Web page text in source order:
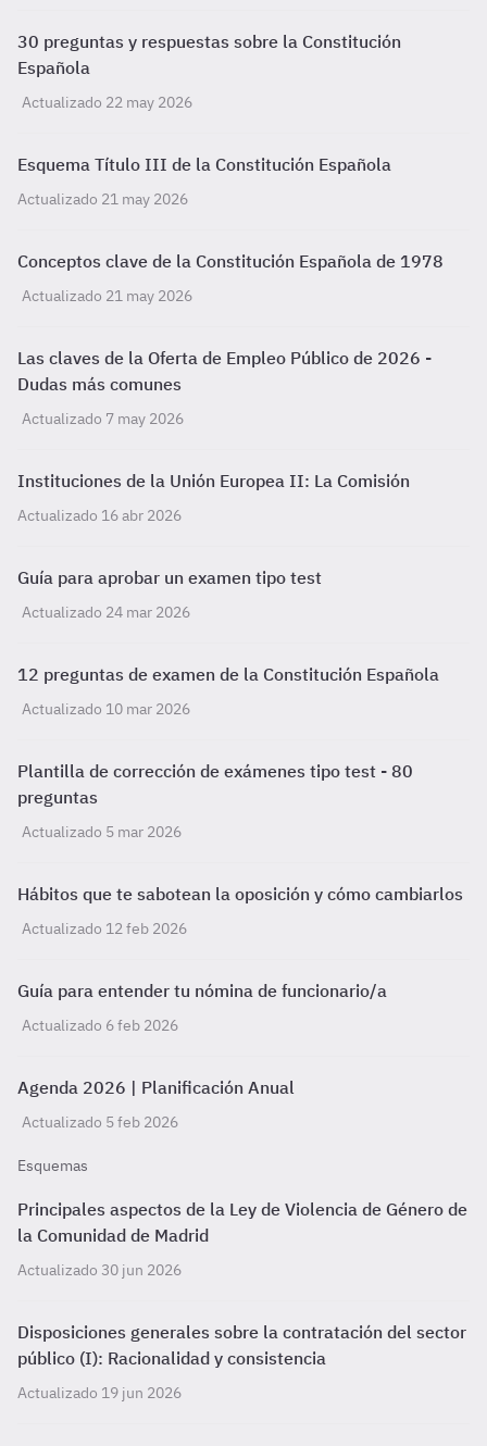
30 preguntas y respuestas sobre la Constitución
Española
Actualizado 22 may 2026
Esquema Título III de la Constitución Española
Actualizado 21 may 2026
Conceptos clave de la Constitución Española de 1978
Actualizado 21 may 2026
Las claves de la Oferta de Empleo Público de 2026 -
Dudas más comunes
Actualizado 7 may 2026
Instituciones de la Unión Europea II: La Comisión
Actualizado 16 abr 2026
Guía para aprobar un examen tipo test
Actualizado 24 mar 2026
12 preguntas de examen de la Constitución Española
Actualizado 10 mar 2026
Plantilla de corrección de exámenes tipo test - 80
preguntas
Actualizado 5 mar 2026
Hábitos que te sabotean la oposición y cómo cambiarlos
Actualizado 12 feb 2026
Guía para entender tu nómina de funcionario/a
Actualizado 6 feb 2026
Agenda 2026 | Planificación Anual
Actualizado 5 feb 2026
Esquemas
Principales aspectos de la Ley de Violencia de Género de
la Comunidad de Madrid
Actualizado 30 jun 2026
Disposiciones generales sobre la contratación del sector
público (I): Racionalidad y consistencia
Actualizado 19 jun 2026